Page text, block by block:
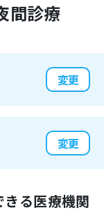
間診療
変更
変更
る医療機関